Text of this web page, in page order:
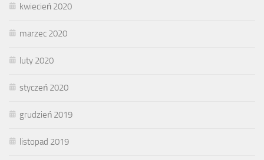
kwiecień 2020
marzec 2020
luty 2020
styczeń 2020
grudzień 2019
listopad 2019